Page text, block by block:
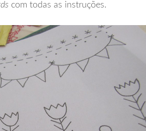
com todas as instruções.